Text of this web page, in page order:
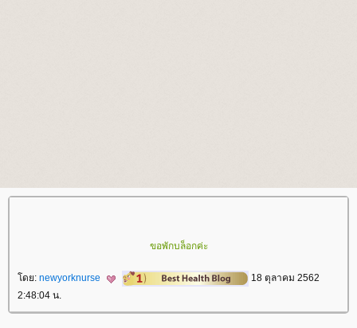
ขอพักบล็อกค่ะ
ดย: newyorknurse
18 ตุลาคม 2562
2:48:04 น.